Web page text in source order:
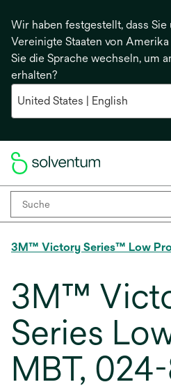
Wir haben festgestellt, dass Sie
Vereinigte Staaten von
Sie die Sprache wechseln, um
erhalten?
3M™ Victory Series™ Low
3M™
Series
MBT,